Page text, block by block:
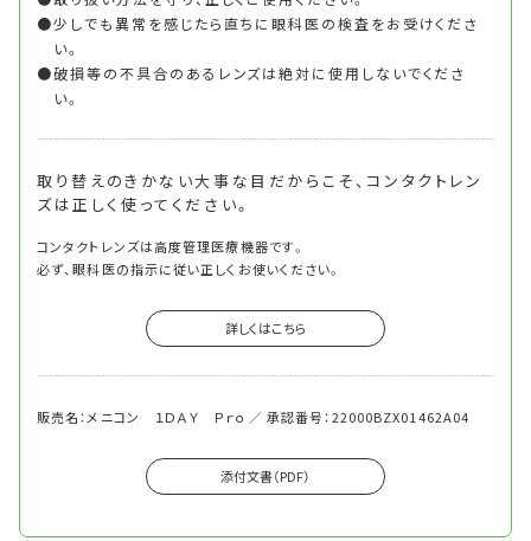
少しでも異常を感じたら直ちに眼科医の検査をお受けくださ
い。
破損等の不具合のあるレンズは絶対に使用しないでくださ
い。
取り替えのきかない大事な目だからこそ、 コンタクトレン
ズは正しく使ってください。
コンタクトレンズは高度管理医療機器です。
必ず、眼科医の指示に従い正しくお使いください。
詳しくはこちら
販売名：メニコン １ＤＡＹ Ｐｒｏ ／ 承認番号：22000BZX01462A04
添付文書（PDF）